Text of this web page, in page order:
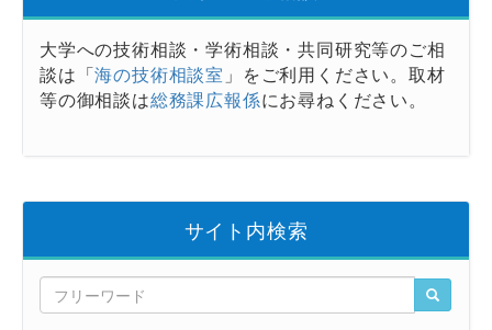
大学への技術相談・学術相談・共同研究等のご相
談は「海の技術相談室 」をご利用ください。取材
等の御相談は総務課広報係にお尋ねください。
サイト内検索